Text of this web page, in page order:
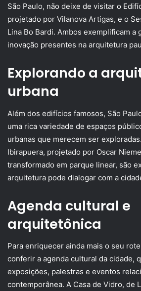
São Paulo, não deixe de visitar o
projetado por Vilanova Artigas, e o
Lina Bo Bardi. Ambos exemplificam a
inovação presentes na arquitetura
Explorando a
urbana
Além dos edifícios famosos, São
uma rica variedade de espaços
urbanas que merecem ser
Ibirapuera, projetado por Oscar
transformado em parque linear, são
arquitetura pode dialogar com a
Agenda cultural e
arquitetônica
Para enriquecer ainda mais o seu
conferir a agenda cultural da cidade,
exposições, palestras e eventos
contemporânea. A Casa de Vidro, de